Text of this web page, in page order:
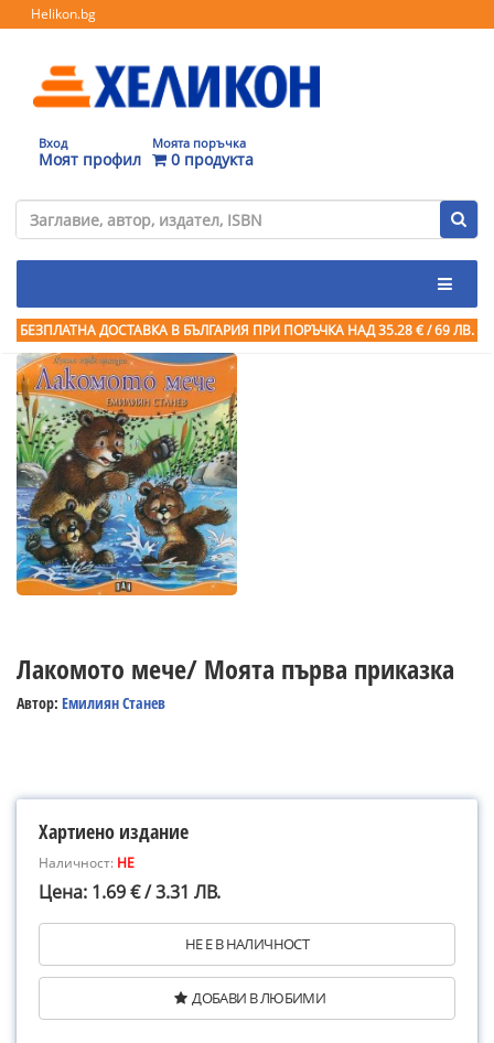
Helikon.bg
Вход
Моят профил
Моята поръчка
0 продукта
БЕЗПЛАТНА ДОСТАВКА В БЪЛГАРИЯ ПРИ ПОРЪЧКА НАД 35.28 € / 69 ЛВ.
Лакомото мече/ Моята първа приказка
Автор: Емилиян Станев
Хартиено издание
Наличност: НЕ
Цена: 1.69 € / 3.31 ЛВ.
НЕ Е В НАЛИЧНОСТ
ДОБАВИ В ЛЮБИМИ